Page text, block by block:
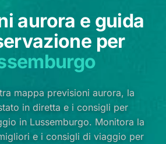
aurora e guida
per
mappa previsioni aurora, la
in diretta e i consigli per
in Lussemburgo. Monitora la
e i consigli di viaggio per